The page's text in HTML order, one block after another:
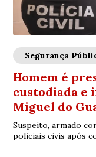
Segurança
Homem é
custodiada e
Miguel do
Suspeito, armado
policiais civis após